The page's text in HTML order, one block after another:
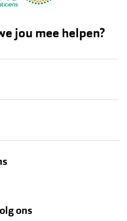
jou mee helpen?
ontbinden
ons